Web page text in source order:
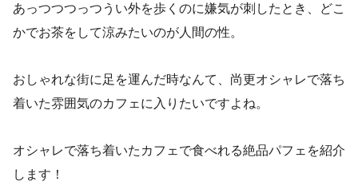
あっつつつっつうい外を歩くのに嫌気が刺したとき、どこ
かでお茶をして涼みたいのが人間の性。
おしゃれな街に足を運んだ時なんて、尚更オシャレで落ち
着いた雰囲気のカフェに入りたいですよね。
オシャレで落ち着いたカフェで食べれる絶品パフェを紹介
します！